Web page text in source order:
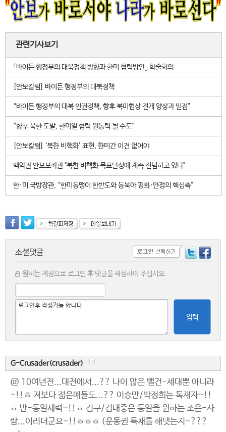
관련기사보기
「바이든 행정부의 대북정책 방향과 한미 협력방안」 학술회의
[안보칼럼] 바이든 행정부의 대북정책
“바이든 행정부의 대북 인권정책, 향후 북미협상 전개 양상과 밀접”
“향후 북한 도발, 한미일 협력 원동력 될 수도"
[안보칼럼] ‘북한 비핵화’ 표현, 한미간 이견 없어야
백악관 안보보좌관 "북한 비핵화 목표달성에 계속 전념하고 있다"
한·미 국방장관, “한미동맹이 한반도와 동북아 평화·안정의 핵심축”
소셜댓글
원하는 계정으로 로그인 후 댓글을 작성하여 주십시요.
입력
G-Crusader(crusader)
@ 10여년전...대전에서...?? 나이 많은 뻘건-세대뿐 아니라
~!!ㅎ 저보다 젊은애들도...?? 이승만/박정희는 독재자~!!
ㅎ 반-통일세력~!!ㅎ 김구/김대중은 통일을 원하는 조은-사
람...이러더군요~!!ㅎㅎㅎ (운동권 특채를 해댓는지~???